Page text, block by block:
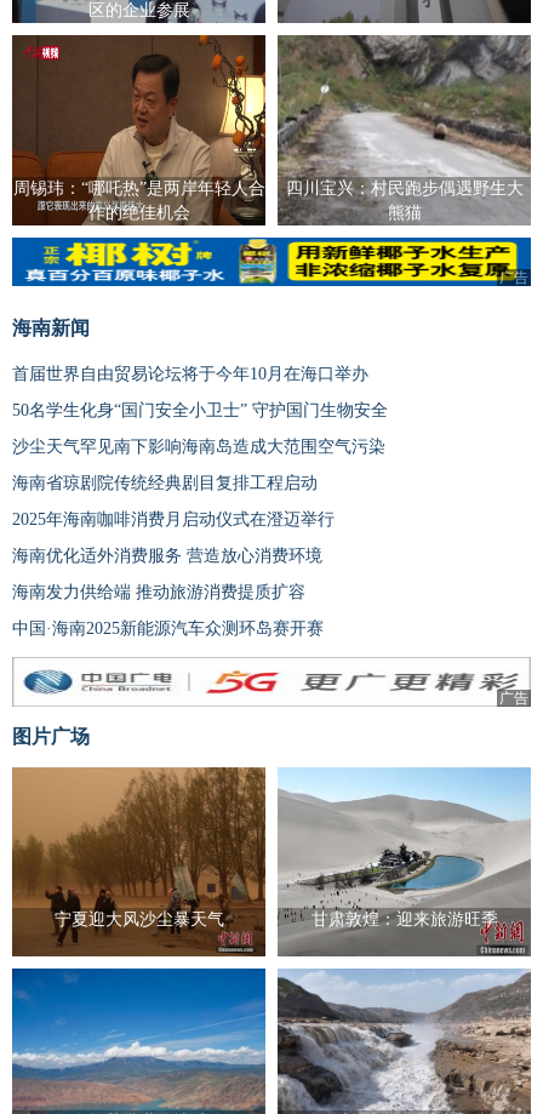
区的企业参展
周锡玮：“哪吒热”是两岸年轻人合
作的绝佳机会
四川宝兴：村民跑步偶遇野生大
熊猫
广告
广告
海南新闻
首届世界自由贸易论坛将于今年10月在海口举办
50名学生化身“国门安全小卫士” 守护国门生物安全
沙尘天气罕见南下影响海南岛造成大范围空气污染
海南省琼剧院传统经典剧目复排工程启动
2025年海南咖啡消费月启动仪式在澄迈举行
海南优化适外消费服务 营造放心消费环境
海南发力供给端 推动旅游消费提质扩容
中国·海南2025新能源汽车众测环岛赛开赛
广告
图片广场
宁夏迎大风沙尘暴天气 甘肃敦煌：迎来旅游旺季